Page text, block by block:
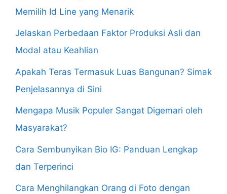
Memilih Id Line yang Menarik
Jelaskan Perbedaan Faktor Produksi Asli dan
Modal atau Keahlian
Apakah Teras Termasuk Luas Bangunan? Simak
Penjelasannya di Sini
Mengapa Musik Populer Sangat Digemari oleh
Masyarakat?
Cara Sembunyikan Bio IG: Panduan Lengkap
dan Terperinci
Cara Menghilangkan Orang di Foto dengan